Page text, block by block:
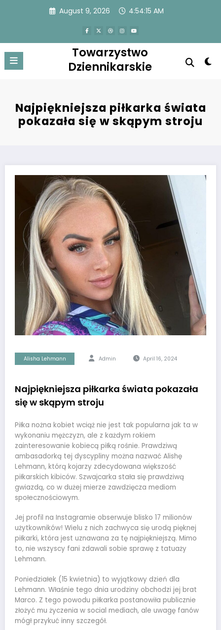
August 9, 2026 4:54:15 AM
Towarzystwo
Dziennikarskie
Najpiękniejsza piłkarka świata
pokazała się w skąpym stroju
Alisha Lehmann Admin April 16, 2024
Najpiękniejsza piłkarka świata pokazała
się w skąpym stroju
Piłka nożna kobiet wciąż nie jest tak popularna jak ta w
wykonaniu mężczyzn, ale z każdym rokiem
zainteresowanie kobiecą piłką rośnie. Prawdziwą
ambasadorką tej dyscypliny można nazwać Alishę
Lehmann, którą kojarzy zdecydowana większość
piłkarskich kibiców. Szwajcarka stała się prawdziwą
gwiazdą, co w dużej mierze zawdzięcza mediom
społecznościowym.
Jej profil na Instagramie obserwuje blisko 17 milionów
użytkowników! Wielu z nich zachwyca się urodą pięknej
piłkarki, która jest uznawana za tę najpiękniejszą. Mimo
to, nie wszyscy fani zdawali sobie sprawę z tatuaży
Lehmann.
Poniedziałek (15 kwietnia) to wyjątkowy dzień dla
Lehmann. Właśnie tego dnia urodziny obchodzi jej brat
Marco. Z tego powodu piłkarka postanowiła publicznie
złożyć mu życzenia w social mediach, ale uwagę fanów
mógł przykuć inny szczegół.